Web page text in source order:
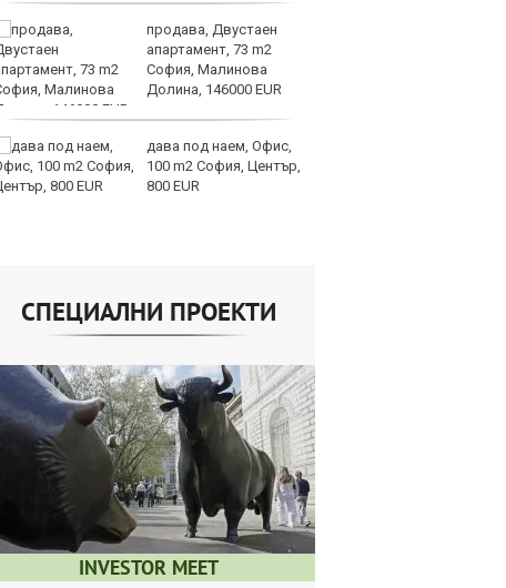
продава, Двустаен
апартамент, 73 m2
София, Малинова
Долина, 146000 EUR
дава под наем, Офис,
100 m2 София, Център,
800 EUR
СПЕЦИАЛНИ ПРОЕКТИ
INVESTOR MEET